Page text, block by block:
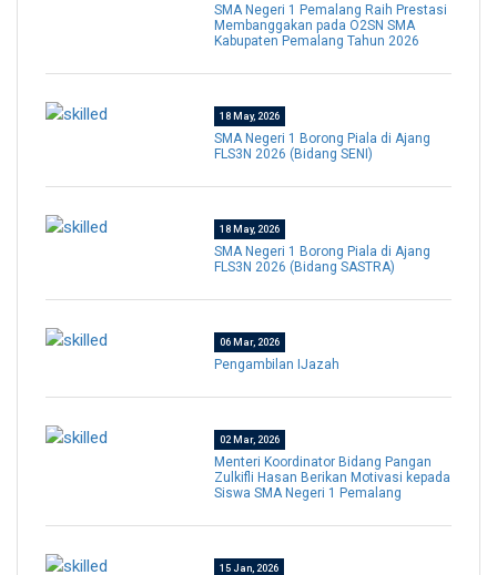
SMA Negeri 1 Pemalang Raih Prestasi
Membanggakan pada O2SN SMA
Kabupaten Pemalang Tahun 2026
18 May, 2026
SMA Negeri 1 Borong Piala di Ajang
FLS3N 2026 (Bidang SENI)
18 May, 2026
SMA Negeri 1 Borong Piala di Ajang
FLS3N 2026 (Bidang SASTRA)
06 Mar, 2026
Pengambilan IJazah
02 Mar, 2026
Menteri Koordinator Bidang Pangan
Zulkifli Hasan Berikan Motivasi kepada
Siswa SMA Negeri 1 Pemalang
15 Jan, 2026